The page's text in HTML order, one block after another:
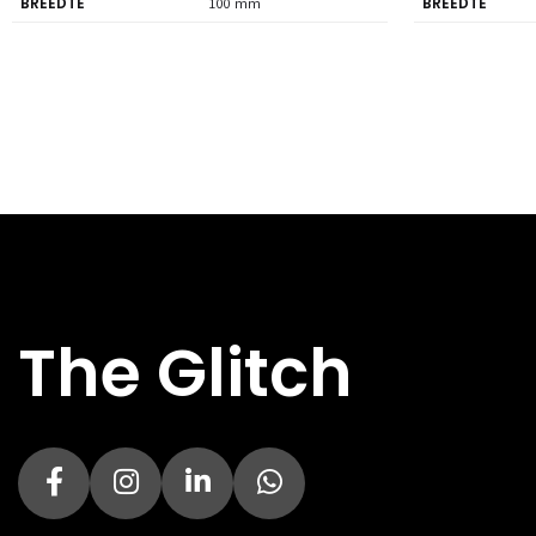
100 mm
TYPE KOELING Luchtkoeler TYPE KOELING
The Glitch